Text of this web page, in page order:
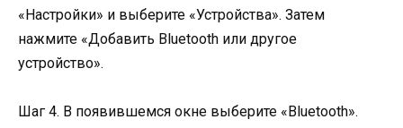
«Настройки» и выберите «Устройства». Затем
нажмите «Добавить Bluetooth или другое
устройство».
Шаг 4. В появившемся окне выберите «Bluetooth».